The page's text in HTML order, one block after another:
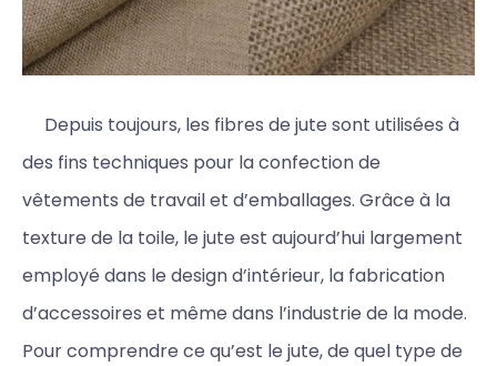
Depuis toujours, les fibres de jute sont utilisées à
des fins techniques pour la confection de
vêtements de travail et d’emballages. Grâce à la
texture de la toile, le jute est aujourd’hui largement
employé dans le design d’intérieur, la fabrication
d’accessoires et même dans l’industrie de la mode.
Pour comprendre ce qu’est le jute, de quel type de